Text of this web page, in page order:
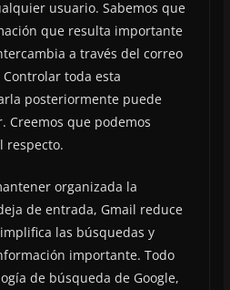
usuario. Sabemos que
que resulta importante
a través del correo
toda esta
posteriormente puede
Creemos que podemos
respecto.
organizada la
de entrada, Gmail reduce
las búsquedas y
importante. Todo
de búsqueda de Google,